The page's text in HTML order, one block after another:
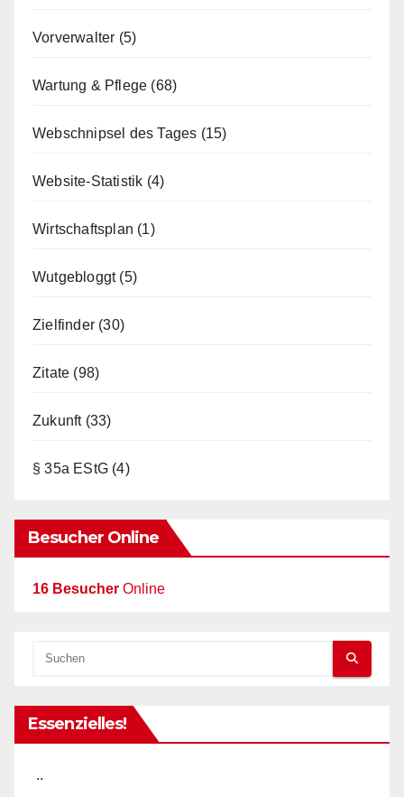
Vorverwalter (5)
Wartung & Pflege (68)
Webschnipsel des Tages (15)
Website-Statistik (4)
Wirtschaftsplan (1)
Wutgebloggt(5)
Zielfinder (30)
Zitate (98)
Zukunft(33)
§ 35a EStG (4)
Besucher Online
16 Besucher Online
Essenzielles!
..